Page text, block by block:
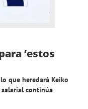
‘estos
que heredará Keiko
continúa